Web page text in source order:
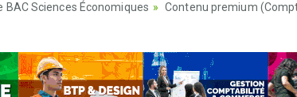
Sciences Économiques Contenu premium